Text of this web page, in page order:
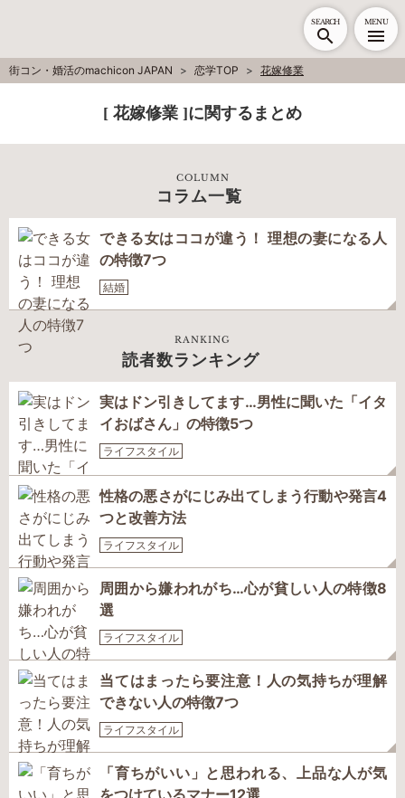
SEARCH MENU
街コン・婚活のmachicon JAPAN 恋学TOP 花嫁修業
[ 花嫁修業 ]に関するまとめ
COLUMN
コラム一覧
できる女はココが違う！ 理想の妻になる人
の特徴7つ
結婚
RANKING
読者数ランキング
実はドン引きしてます…男性に聞いた「イタ
イおばさん」の特徴5つ
ライフスタイル
性格の悪さがにじみ出てしまう行動や発言4
つと改善方法
ライフスタイル
周囲から嫌われがち…心が貧しい人の特徴8
選
ライフスタイル
当てはまったら要注意！人の気持ちが理解
できない人の特徴7つ
ライフスタイル
「育ちがいい」と思われる、上品な人が気
をつけているマナー12選